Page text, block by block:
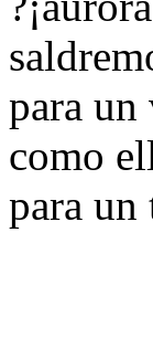
para
como
para